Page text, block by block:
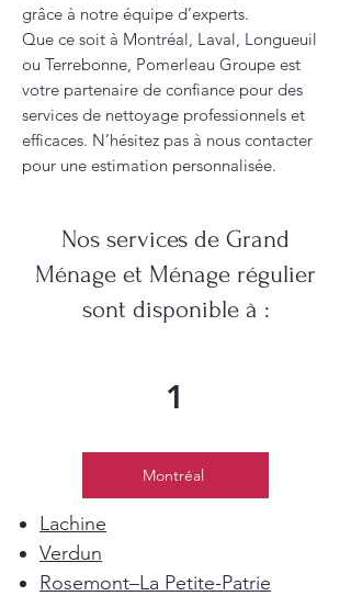
grâce à notre équipe d’experts.
Que ce soit à Montréal, Laval, Longueuil
ou Terrebonne, Pomerleau Groupe est
votre partenaire de confiance pour des
services de nettoyage professionnels et
efficaces. N’hésitez pas à nous contacter
pour une estimation personnalisée.
Nos services de Grand
Ménage et Ménage régulier
sont disponible à :
1
Montréal
Lachine
Verdun
Rosemont–La Petite-Patrie